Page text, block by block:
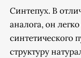
Синтепух. В
аналога, он
синтетического
структуру